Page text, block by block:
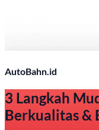
AutoBahn.id
3 Langkah
Berkualitas &